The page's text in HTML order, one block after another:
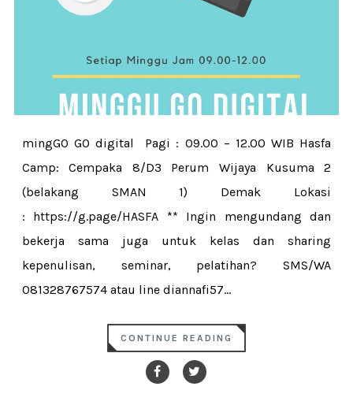
mingGO GO digital Pagi : 09.00 – 12.00 WIB Hasfa
Camp: Cempaka 8/D3 Perum Wijaya Kusuma 2
(belakang SMAN 1) Demak Lokasi
: https://g.page/HASFA ** Ingin mengundang dan
bekerja sama juga untuk kelas dan sharing
kepenulisan, seminar, pelatihan? SMS/WA
081328767574 atau line diannafi57...
CONTINUE READING